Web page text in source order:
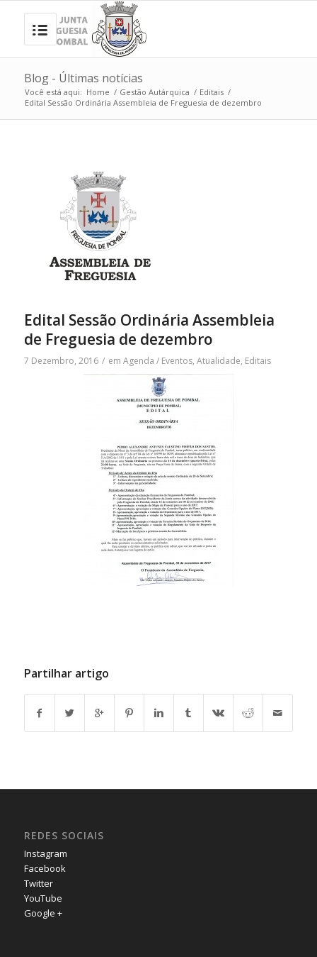
Blog - Últimas notícias
Você está aqui: Home / Gestão Autárquica / Editais /
Edital Sessão Ordinária Assembleia de Freguesia de dezembro
Edital Sessão Ordinária Assembleia
de Freguesia de dezembro
7 Dezembro, 2016 / em Agenda / Eventos, Atualidade, Editais
Partilhar artigo
REDES SOCIAIS
Instagram
Facebook
Twitter
YouTube
Google +